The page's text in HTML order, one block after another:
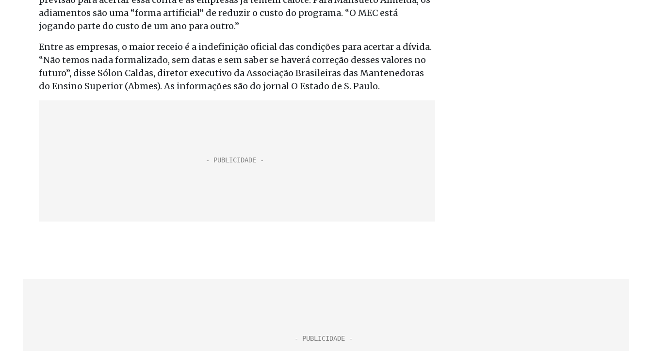
adiamentos são uma “forma artificial” de reduzir o custo do programa. “O MEC está
jogando parte do custo de um ano para outro.”
Entre as empresas, o maior receio é a indefinição oficial das condições para acertar a dívida.
“Não temos nada formalizado, sem datas e sem saber se haverá correção desses valores no
futuro”, disse Sólon Caldas, diretor executivo da Associação Brasileiras das Mantenedoras
do Ensino Superior (Abmes). As informações são do jornal O Estado de S. Paulo.